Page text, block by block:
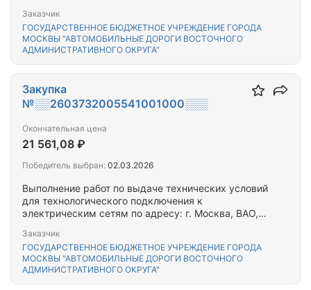
Заказчик
ГОСУДАРСТВЕННОЕ БЮДЖЕТНОЕ УЧРЕЖДЕНИЕ ГОРОДА
МОСКВЫ "АВТОМОБИЛЬНЫЕ ДОРОГИ ВОСТОЧНОГО
АДМИНИСТРАТИВНОГО ОКРУГА"
Выполнение работ по выдаче технических условий
для технологического подключения к
электрическим сетям по адресу: г. Москва, ВАО,
52 к.2, д. 44, д.46, д.48 к.1, д.48 к.2, д.48 к.3
Заказчик
ГОСУДАРСТВЕННОЕ БЮДЖЕТНОЕ УЧРЕЖДЕНИЕ ГОРОДА
МОСКВЫ "АВТОМОБИЛЬНЫЕ ДОРОГИ ВОСТОЧНОГО
АДМИНИСТРАТИВНОГО ОКРУГА"
Закупка
№░░2603732005541001000░░░
Окончательная цена
21 561,08 ₽
Победитель выбран: 02.03.2026